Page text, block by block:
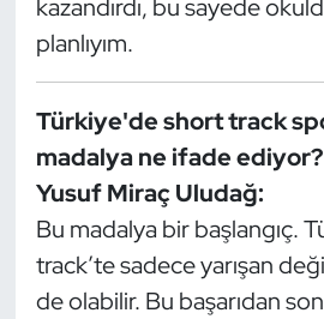
kazandırdı, bu sayede
planlıyım.
Türkiye'de short track
madalya ne ifade ediyor?
Yusuf Miraç Uludağ:
Bu madalya bir başlangıç.
track’te sadece yarışan
de olabilir. Bu başarıdan